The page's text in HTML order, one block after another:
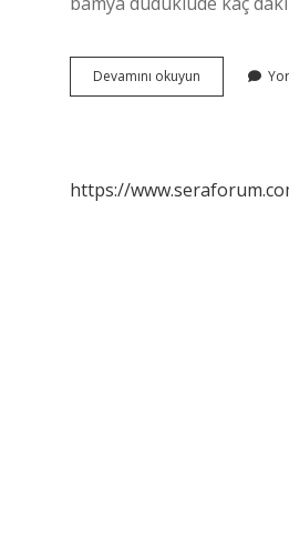
Devamını okuyun
Bamya
https://